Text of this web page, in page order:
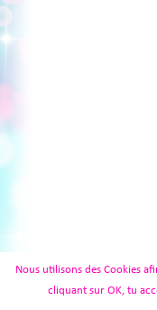
Nous utilisons des Cookies
cliquant sur OK, tu